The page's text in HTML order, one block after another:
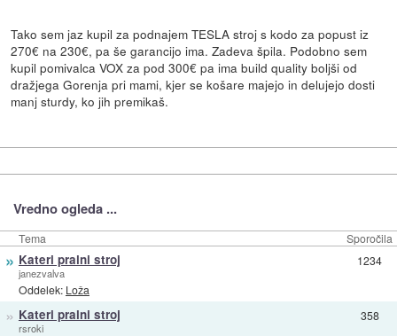
Tako sem jaz kupil za podnajem TESLA stroj s kodo za popust iz
270€ na 230€, pa še garancijo ima. Zadeva špila. Podobno sem
kupil pomivalca VOX za pod 300€ pa ima build quality boljši od
dražjega Gorenja pri mami, kjer se košare majejo in delujejo dosti
manj sturdy, ko jih premikaš.
Vredno ogleda ...
Tema Sporočila
» Kateri pralni stroj
janezvalva
Oddelek: Loža
1234
» Kateri pralni stroj
rsroki
358